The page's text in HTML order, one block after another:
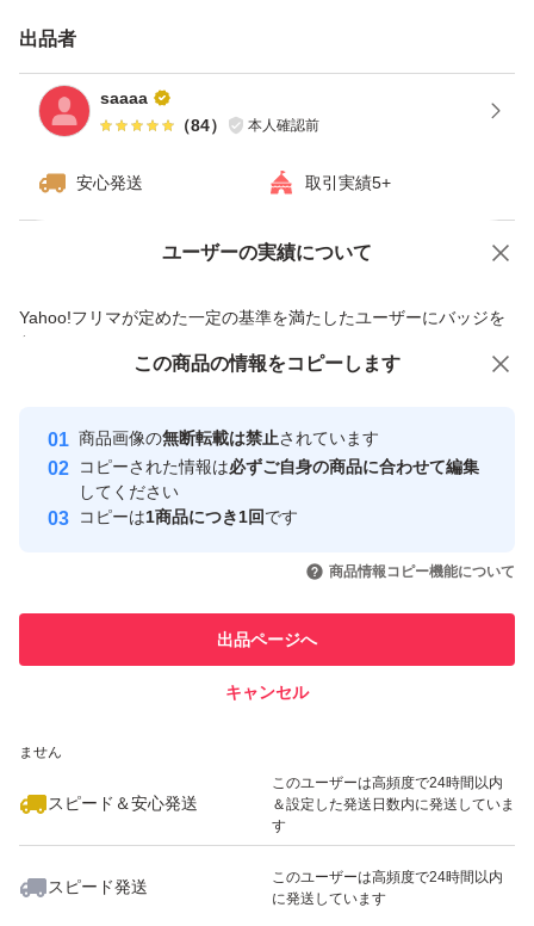
出品者
saaaa
（84） 本人確認前
安心発送 取引実績5+
ユーザーの実績について
Yahoo!フリマが定めた一定の基準を満たしたユーザーにバッジを
付与しています
安心取引出品者
心・安全なユーザーです
取引実績
引を完了させた実績があります
での取引実績があります
ません
スピード＆安心発送
このユーザーは高頻度で24時間以内
＆設定した発送日数内に発送していま
す
スピード発送
このユーザーは高頻度で24時間以内
に発送しています
価格の相談 商品への質問
この商品の情報をコピーします
商品画像の無断転載は禁止されています
コピーされた情報は必ずご自身の商品に合わせて編集
してください
コピーは1商品につき1回です
商品情報コピー機能について
出品ページへ
キャンセル
この商品をみている人にオススメ
いいね！
8,700